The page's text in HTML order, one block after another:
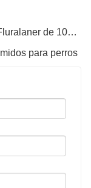
anterior : Comprimidos masticables de Fluralaner de 1000 mg para perros
para perros